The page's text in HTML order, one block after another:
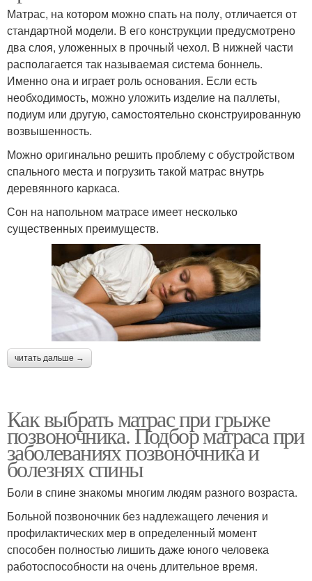
Матрас, на котором можно спать на полу, отличается от
стандартной модели. В его конструкции предусмотрено
два слоя, уложенных в прочный чехол. В нижней части
располагается так называемая система боннель.
Именно она и играет роль основания. Если есть
необходимость, можно уложить изделие на паллеты,
подиум или другую, самостоятельно сконструированную
возвышенность.
Можно оригинально решить проблему с обустройством
спального места и погрузить такой матрас внутрь
деревянного каркаса.
Сон на напольном матрасе имеет несколько
существенных преимуществ.
читать дальше →
Как выбрать матрас при грыже
позвоночника. Подбор матраса при
заболеваниях позвоночника и
болезнях спины
Боли в спине знакомы многим людям разного возраста.
Больной позвоночник без надлежащего лечения и
профилактических мер в определенный момент
способен полностью лишить даже юного человека
работоспособности на очень длительное время.